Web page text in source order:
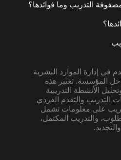
التدريب وما فوائدها؟
في إدارة الموارد البشرية
المؤسسة. تعتبر هذه
الأنشطة التدريبية
التدريب والتقدم الفردي
على معلومات تشمل
والتدريب المكتمل،